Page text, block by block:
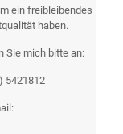
ein freibleibendes
haben.
Sie mich bitte an:
5421812